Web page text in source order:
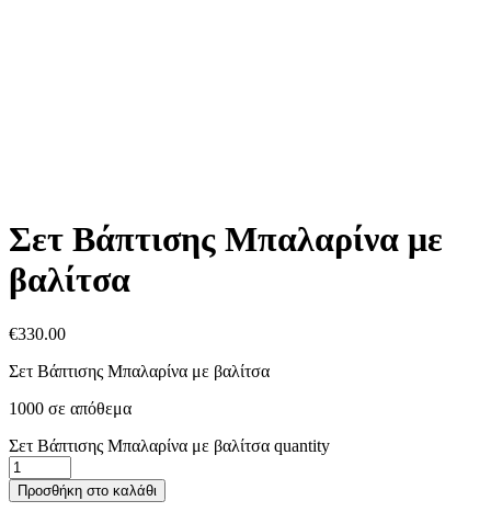
Σετ Βάπτισης Μπαλαρίνα με
βαλίτσα
€330.00
Σετ Βάπτισης Μπαλαρίνα με βαλίτσα
1000 σε απόθεμα
Σετ Βάπτισης Μπαλαρίνα με βαλίτσα quantity
Προσθήκη στο καλάθι